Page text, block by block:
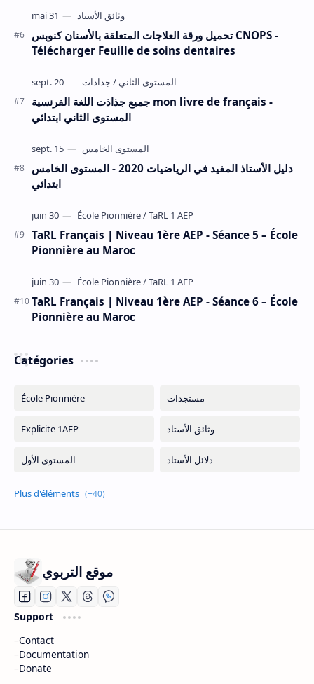
تحميل ورقة العلاجات المتعلقة بالأسنان كنوبس CNOPS -
Télécharger Feuille de soins dentaires
جميع جذاذت اللغة الفرنسية mon livre de français -
المستوى الثاني ابتدائي
دليل الأستاذ المفيد في الرياضيات 2020 - المستوى الخامس
ابتدائي
TaRL Français | Niveau 1ère AEP - Séance 5 – École
Pionnière au Maroc
TaRL Français | Niveau 1ère AEP - Séance 6 – École
Pionnière au Maroc
Catégories
موقع التربوي
Support
Contact
Documentation
Donate